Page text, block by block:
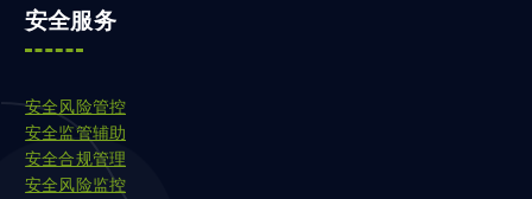
安全服务
安全风险管控
安全监管辅助
安全合规管理
安全风险监控